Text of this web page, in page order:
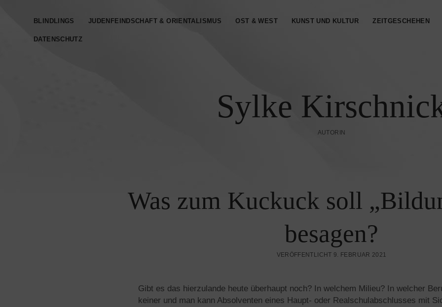
BLINDLINGS JUDENFEINDSCHAFT & ORIENTALISMUS OST & WEST KUNST UND KULTUR ZEITGESCHEHEN
DATENSCHUTZ­
Sylke
AUTORIN
Was zum Kuckuck soll
besagen?
VERÖFFENTLICHT 9. FEBRUAR 2021
Gibt es das hierzulande heute überhaupt noch? In welchem Milieu? In welcher
keiner und man kann Absolventen eines Haupt- oder Realschulabschlusses mit